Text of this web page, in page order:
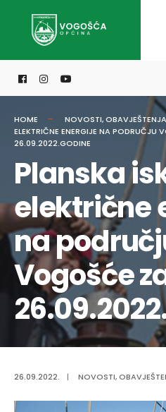
HOME NOVOSTI,OBAVJEŠTENJA
ELEKTRIČNE ENERGIJE NA PODRUČJU
26.09.2022.GODINE
Planska
električne
na
Vogošće
26.09.2022. | NOVOSTI,
for: